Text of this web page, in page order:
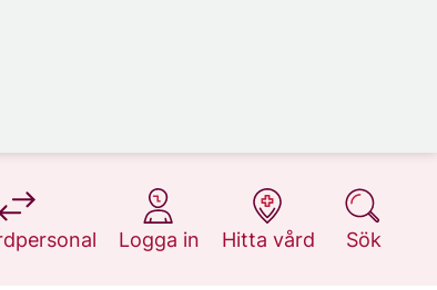
Logga in
på 1177.se
Hitta vård
på 1177.se
Sök
på 1177.se